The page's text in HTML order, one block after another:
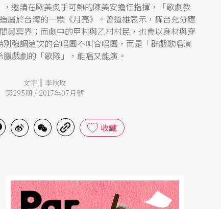
邀請在歐美炙手可熱的陳美安擔任指揮，「歌劇教
屬於台灣的一顆《月亮》。曾道雄表示，舞台充分應
與冥界；而劇中的甲村與乙村村民，也會以身材與穿
強調這次的合唱團不叫合唱團，而是「群戲歌唱演
臘戲劇的「歌隊」，能唱又能演。
文字 | 李秋玫
第295期 / 2017年07月號
收藏